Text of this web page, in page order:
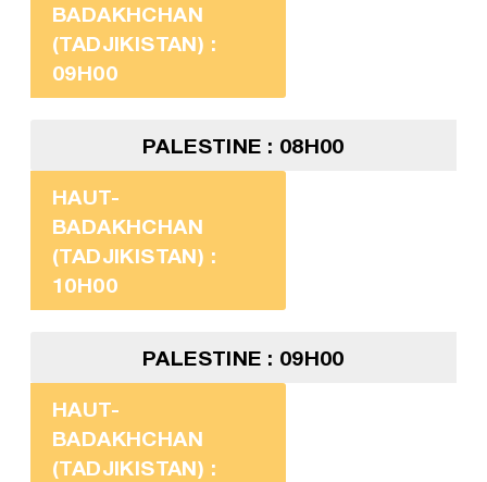
BADAKHCHAN
(TADJIKISTAN) :
09H00
PALESTINE : 08H00
HAUT-
BADAKHCHAN
(TADJIKISTAN) :
10H00
PALESTINE : 09H00
HAUT-
BADAKHCHAN
(TADJIKISTAN) :